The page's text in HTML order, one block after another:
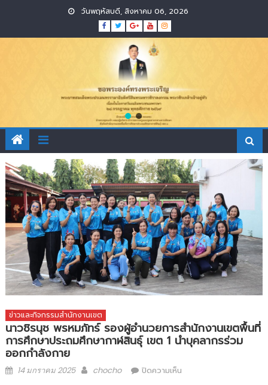
content
วันพฤหัสบดี, สิงหาคม 06, 2026
ข่าวและกิจกรรมสำนักงานเขต
นาวชิรนุช พรหมภัทร์ รองผู้อำนวยการสำนักงานเขตพื้นที่
การศึกษาประถมศึกษากาฬสินธุ์ เขต 1 นำบุคลากรร่วม
ออกกำลังกาย
Posted
14 มกราคม 2025 Author
chocho ปิดความเห็นบน